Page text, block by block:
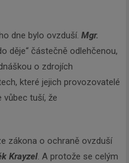
dne bylo ovzduší. Mgr.
děje“ částečně odlehčenou,
o zdrojích
které jejich provozovatelé
vůbec tuší, že
zákona o ochraně ovzduší
Krayzel. A protože se celým